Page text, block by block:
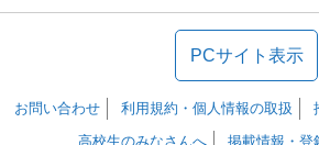
PCサイト表示
お問い合わせ 利用規約・個人情報の取扱
高校生のみなさんへ
掲載情報・登